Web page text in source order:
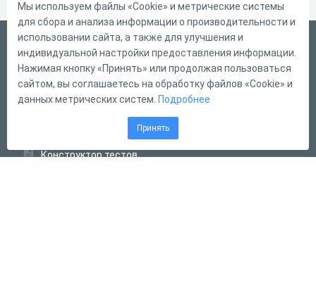
Русский
Справка
Форма обратной связи
Конструктор тестов
Мы используем файлы «Cookie» и метрические системы
для сбора и анализа информации о производительности и
использовании сайта, а также для улучшения и
индивидуальной настройки предоставления информации.
Нажимая кнопку «Принять» или продолжая пользоваться
сайтом, вы соглашаетесь на обработку файлов «Cookie» и
данных метрических систем. Подробнее
Принять